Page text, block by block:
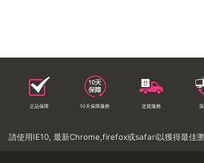
正品保障 10天保障服務 送貨服務
請使用IE10, 最新Chrome,firefox或safari以獲得最佳